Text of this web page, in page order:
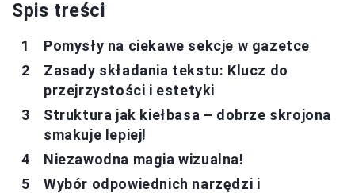
Spis treści
Pomysły na ciekawe sekcje w gazetce
Zasady składania tekstu: Klucz do
przejrzystości i estetyki
Struktura jak kiełbasa – dobrze skrojona
smakuje lepiej!
Niezawodna magia wizualna!
Wybór odpowiednich narzędzi i